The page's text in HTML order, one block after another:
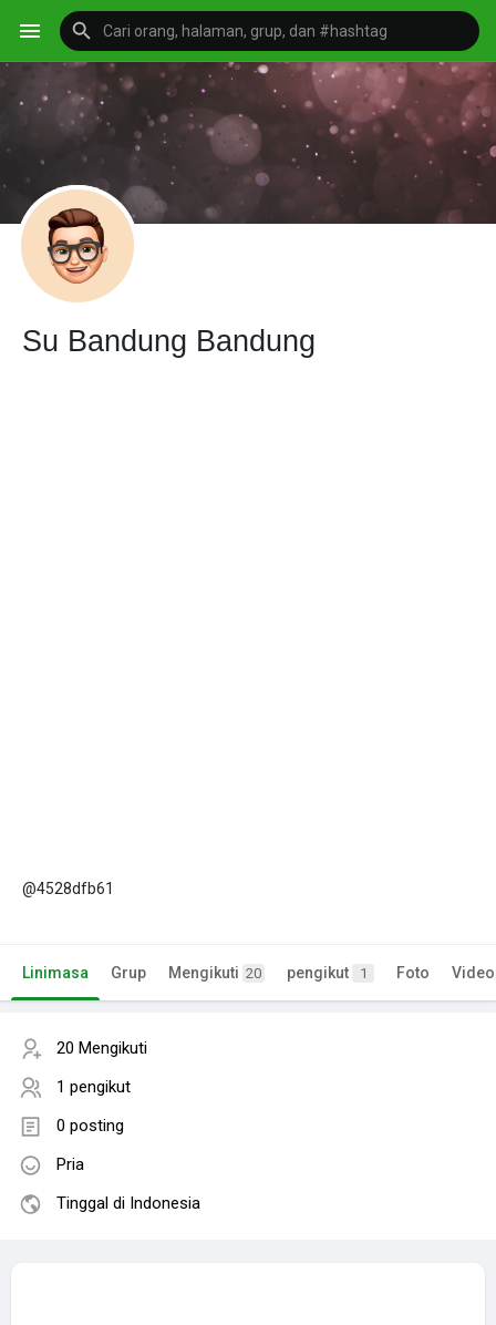
Su Bandung Bandung
@4528dfb61
Linimasa Grup Mengikuti 20 pengikut 1 Foto Video
20 Mengikuti
1 pengikut
0 posting
Pria
Tinggal di Indonesia